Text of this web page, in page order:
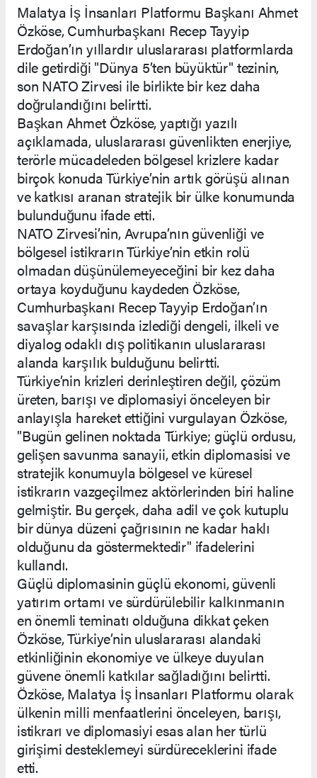
Malatya İş İnsanları Platformu Başkanı Ahmet
Özköse, Cumhurbaşkanı Recep Tayyip
Erdoğan’ın yıllardır uluslararası platformlarda
dile getirdiği "Dünya 5’ten büyüktür" tezinin,
son NATO Zirvesi ile birlikte bir kez daha
doğrulandığını belirtti.
Başkan Ahmet Özköse, yaptığı yazılı
açıklamada, uluslararası güvenlikten enerjiye,
terörle mücadeleden bölgesel krizlere kadar
birçok konuda Türkiye’nin artık görüşü alınan
ve katkısı aranan stratejik bir ülke konumunda
bulunduğunu ifade etti.
NATO Zirvesi’nin, Avrupa’nın güvenliği ve
bölgesel istikrarın Türkiye’nin etkin rolü
olmadan düşünülemeyeceğini bir kez daha
ortaya koyduğunu kaydeden Özköse,
Cumhurbaşkanı Recep Tayyip Erdoğan’ın
savaşlar karşısında izlediği dengeli, ilkeli ve
diyalog odaklı dış politikanın uluslararası
alanda karşılık bulduğunu belirtti.
Türkiye’nin krizleri derinleştiren değil, çözüm
üreten, barışı ve diplomasiyi önceleyen bir
anlayışla hareket ettiğini vurgulayan Özköse,
"Bugün gelinen noktada Türkiye; güçlü ordusu,
gelişen savunma sanayii, etkin diplomasisi ve
stratejik konumuyla bölgesel ve küresel
istikrarın vazgeçilmez aktörlerinden biri haline
gelmiştir. Bu gerçek, daha adil ve çok kutuplu
bir dünya düzeni çağrısının ne kadar haklı
olduğunu da göstermektedir" ifadelerini
kullandı.
Güçlü diplomasinin güçlü ekonomi, güvenli
yatırım ortamı ve sürdürülebilir kalkınmanın
en önemli teminatı olduğuna dikkat çeken
Özköse, Türkiye’nin uluslararası alandaki
etkinliğinin ekonomiye ve ülkeye duyulan
güvene önemli katkılar sağladığını belirtti.
Özköse, Malatya İş İnsanları Platformu olarak
ülkenin milli menfaatlerini önceleyen, barışı,
istikrarı ve diplomasiyi esas alan her türlü
girişimi desteklemeyi sürdüreceklerini ifade
etti.